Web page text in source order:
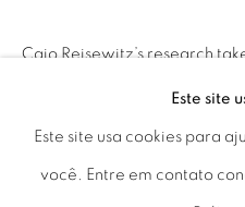
Este site
Este site usa cookies para
você. Entre em contato
Caio Reisewitz’s research
medium. Through technical
work evinces an interest in
political effects, whether in...